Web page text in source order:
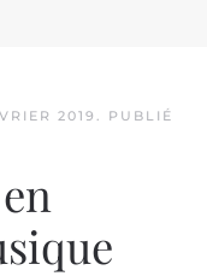
2019 . PUBLIÉ